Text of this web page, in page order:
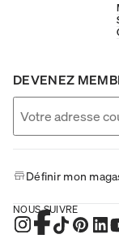
DEVENEZ
Définir mon
NOUS SUIVRE